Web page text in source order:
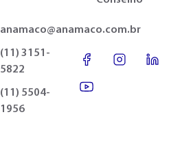
anamaco@anamaco.com.br
(11) 3151-
5822
(11) 5504-
1956